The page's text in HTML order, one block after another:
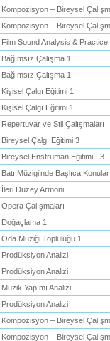
Kompozisyon – Bireysel
Kompozisyon – Bireysel
Film Sound Analysis & Practice
Bağımsız Çalışma 1
Bağımsız Çalışma 1
Kişisel Çalgı Eğitimi 1
Kişisel Çalgı Eğitimi 1
Repertuvar ve Stil Çalışmaları
Bireysel Çalgı Eğitimi 3
Bireysel Enstrüman Eğitimi - 3
Batı Müzigi’nde Başlıca Konular
İleri Düzey Armoni
Opera Çalışmaları
Doğaçlama 1
Oda Müziği Topluluğu 1
Prodüksiyon Analizi
Prodüksiyon Analizi
Müzik Yapımı Analizi
Prodüksiyon Analizi
Kompozisyon – Bireysel
Kompozisyon – Bireysel